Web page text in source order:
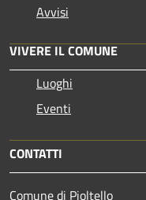
Avvisi
VIVERE IL COMUNE
Luoghi
Eventi
CONTATTI
Comune di Pioltello